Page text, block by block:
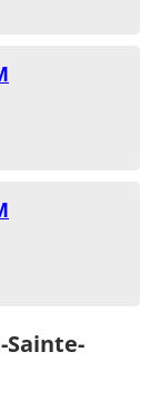
Sainte-